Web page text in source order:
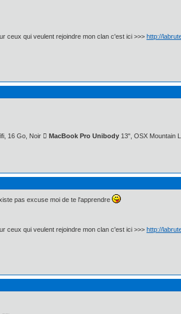
ceux qui veulent rejoindre mon clan c'est ici >>> http://
16 Go, Noir  MacBook Pro Unibody 13", OSX Mountain
pas excuse moi de te l'apprendre
ceux qui veulent rejoindre mon clan c'est ici >>> http://